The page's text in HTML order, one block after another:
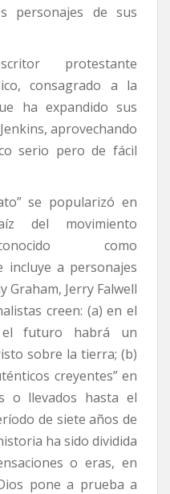
personajes de sus
protestante
consagrado a la
ha expandido sus
aprovechando
serio pero de fácil
se popularizó en
del movimiento
como
incluye a personajes
Graham, Jerry Falwell
creen: (a) en el
el futuro habrá un
sobre la tierra; (b)
creyentes” en
o llevados hasta el
de siete años de
ha sido dividida
o eras, en
pone a prueba a